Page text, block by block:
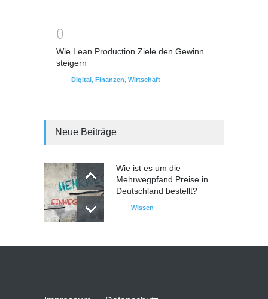
0
Wie Lean Production Ziele den Gewinn
steigern
Digital, Finanzen, Wirtschaft
Neue Beiträge
Wie ist es um die
Mehrwegpfand Preise in
Deutschland bestellt?
Wissen